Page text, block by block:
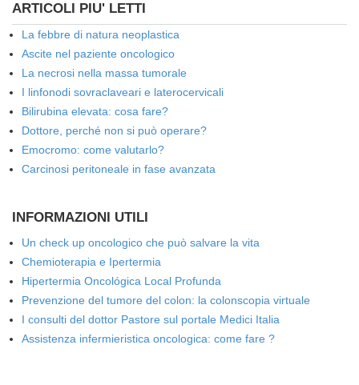
ARTICOLI PIU' LETTI
La febbre di natura neoplastica
Ascite nel paziente oncologico
La necrosi nella massa tumorale
I linfonodi sovraclaveari e laterocervicali
Bilirubina elevata: cosa fare?
Dottore, perché non si può operare?
Emocromo: come valutarlo?
Carcinosi peritoneale in fase avanzata
INFORMAZIONI UTILI
Un check up oncologico che può salvare la vita
Chemioterapia e Ipertermia
Hipertermia Oncológica Local Profunda
Prevenzione del tumore del colon: la colonscopia virtuale
I consulti del dottor Pastore sul portale Medici Italia
Assistenza infermieristica oncologica: come fare ?